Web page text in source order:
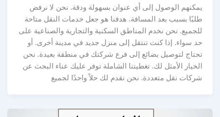
يمكنهم الوصول إلى أي عنوان بسهولة ودقة. نحن لا نرفض
طلبًا بسبب بعد المسافة. هدفنا هو جعل خدمات النقل متاحة
للجميع. نحن نخدم المناطق السكنية والتجارية والصناعية على
حد سواء. إذا كنت تنتقل إلى منزل جديد في مدينة أخرى. أو
تحتاج لتوصيل بضائع إلى فرع شركتك في منطقة بعيدة. نحن
الخيار الأمثل لك. تغطيتنا الشاملة توفر عليك عناء البحث عن
شركات نقل متعددة. نحن نقدم لك حلاً واحدًا لجميع